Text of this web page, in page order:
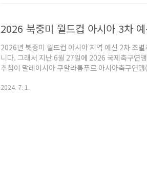
2026년 북중미 월드컵 아시아 지역 예선 2차 조
니다. 그래서 지난 6월 27일에 2026 국제축구연
추첨이 말레이시아 쿠알라룸푸르 아시아축구연
월드컵 본선 진출이 확정될 3차 조별리그 일정 모
2024. 7. 1.